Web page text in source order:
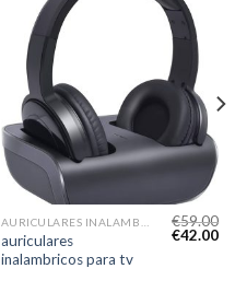
auriculares
inalambricos para tv
€59.00
€42.00